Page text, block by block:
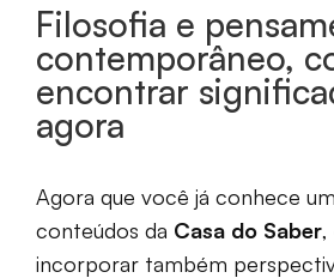
Filosofia e
contemporâneo,
encontrar
agora
Agora que você já conhece
conteúdos da Casa do Saber,
incorporar também